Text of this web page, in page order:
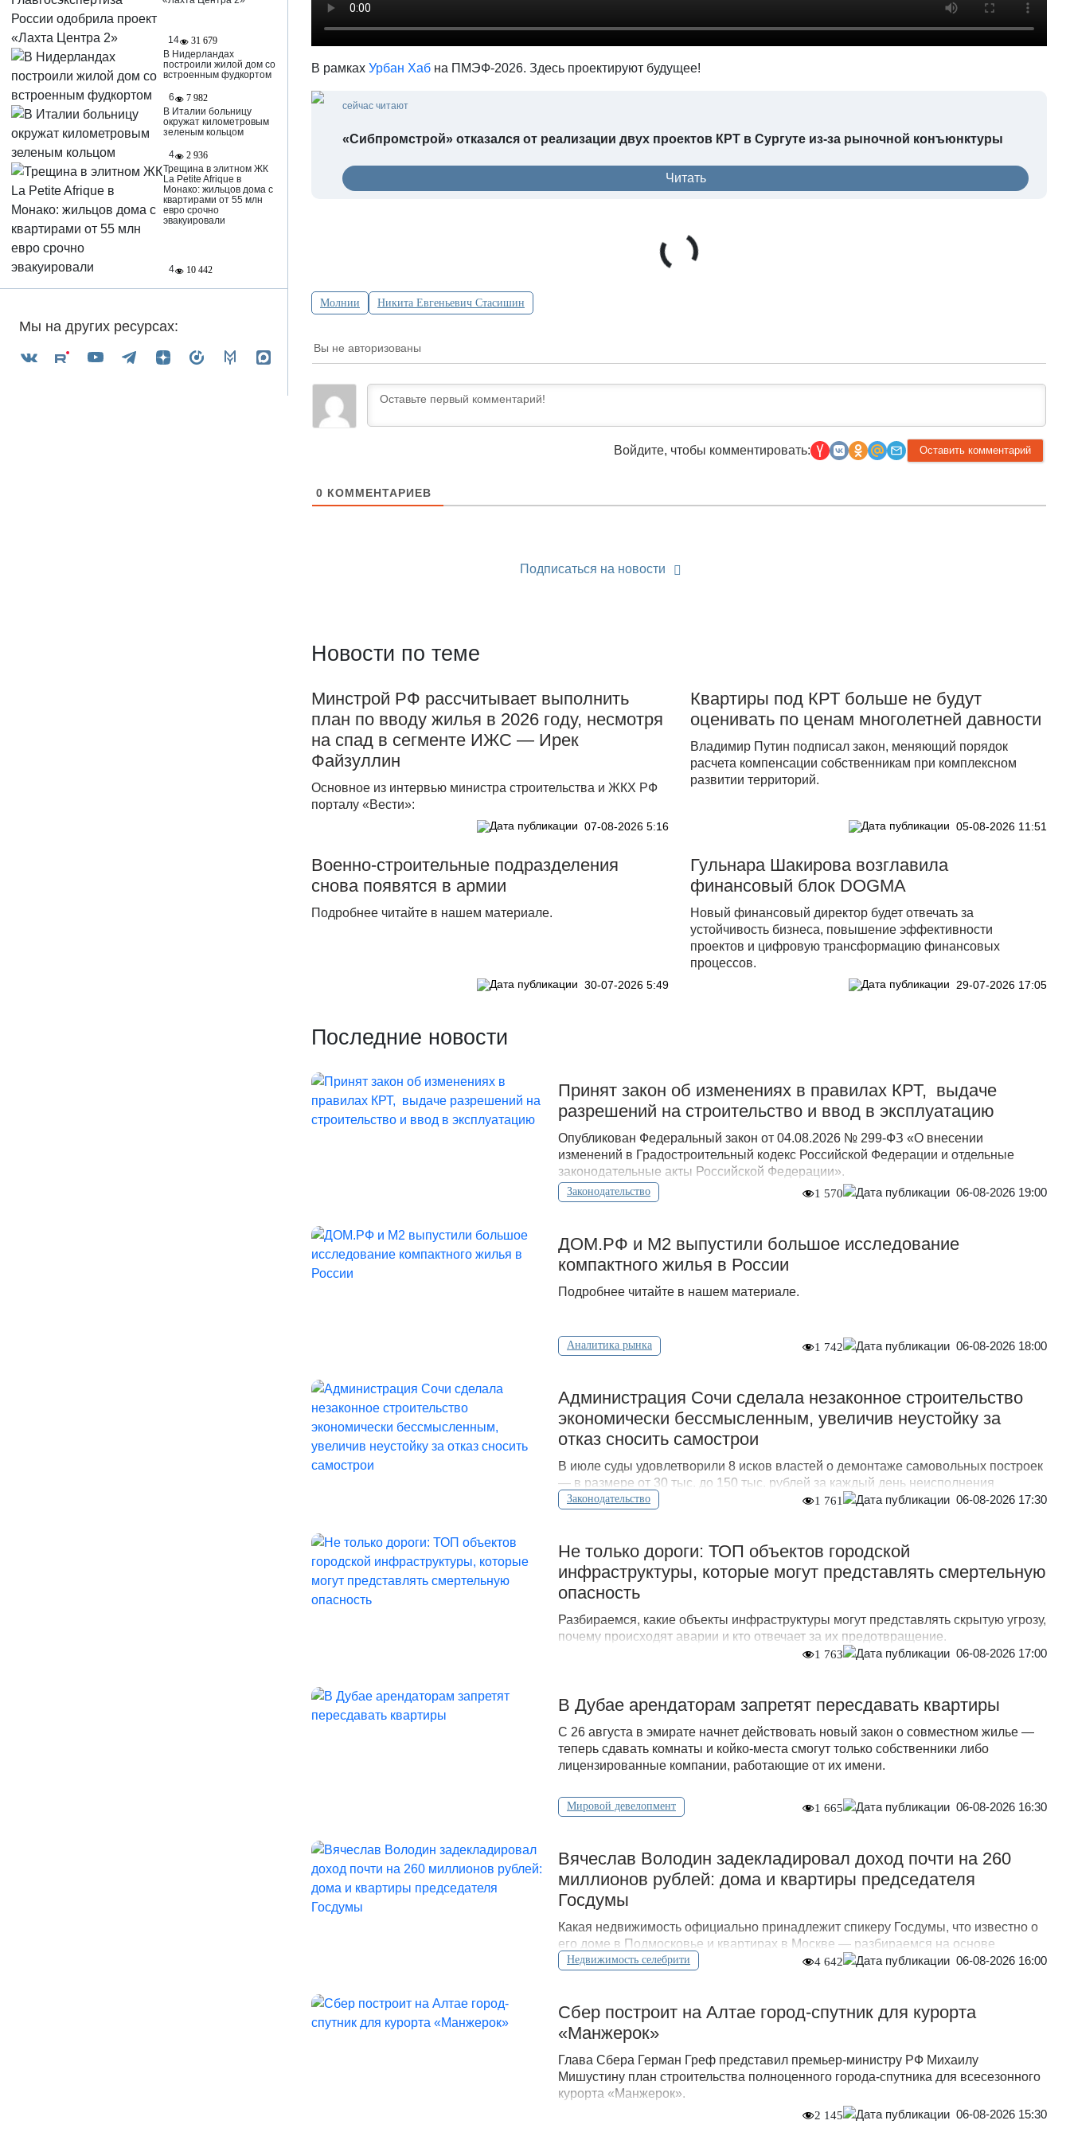
14
31 679
В Нидерландах
построили жилой дом со
встроенным фудкортом
6
7 982
В Италии больницу
окружат километровым
зеленым кольцом
4
2 936
Трещина в элитном ЖК
La Petite Afrique в
Монако: жильцов дома с
квартирами от 55 млн
евро срочно
эвакуировали
4 10 442
Мы на других ресурсах:
В рамках Урбан Хаб на ПМЭФ-2026. Здесь проектируют будущее!
сейчас читают
«Сибпромстрой» отказался от реализации двух проектов КРТ в Сургуте из-за рыночной конъюнктуры
Читать
Молнии Никита Евгеньевич Стасишин
Вы не авторизованы
Войдите, чтобы комментировать:
0 КОММЕНТАРИЕВ
Подписаться на новости
Новости по теме
Минстрой РФ рассчитывает выполнить
план по вводу жилья в 2026 году, несмотря
на спад в сегменте ИЖС — Ирек
Файзуллин
Основное из интервью министра строительства и ЖКХ РФ
порталу «Вести»:
07-08-2026 5:16
Квартиры под КРТ больше не будут
оценивать по ценам многолетней давности
Владимир Путин подписал закон, меняющий порядок
расчета компенсации собственникам при комплексном
развитии территорий.
05-08-2026 11:51
Военно-строительные подразделения
снова появятся в армии
Подробнее читайте в нашем материале.
30-07-2026 5:49
Гульнара Шакирова возглавила
финансовый блок DOGMA
Новый финансовый директор будет отвечать за
устойчивость бизнеса, повышение эффективности
проектов и цифровую трансформацию финансовых
процессов.
29-07-2026 17:05
Последние новости
Принят закон об изменениях в правилах КРТ, выдаче
разрешений на строительство и ввод в эксплуатацию
Опубликован Федеральный закон от 04.08.2026 № 299-ФЗ «О внесении
изменений в Градостроительный кодекс Российской Федерации и отдельные
законодательные акты Российской Федерации».
Законодательство 1 570 06-08-2026 19:00
ДOМ.PФ и М2 выпустили большое исследование
компактного жилья в России
Подробнее читайте в нашем материале.
Аналитика рынка 1 742 06-08-2026 18:00
Администрация Сочи сделала незаконное строительство
экономически бессмысленным, увеличив неустойку за
отказ сносить самострои
В июле суды удовлетворили 8 исков властей о демонтаже самовольных построек
— в размере от 30 тыс. до 150 тыс. рублей за каждый день неисполнения
судебного решения.
Законодательство 1 761 06-08-2026 17:30
Не только дороги: ТОП объектов городской
инфраструктуры, которые могут представлять смертельную
опасность
Разбираемся, какие объекты инфраструктуры могут представлять скрытую угрозу,
почему происходят аварии и кто отвечает за их предотвращение.
1 763 06-08-2026 17:00
В Дубае арендаторам запретят пересдавать квартиры
С 26 августа в эмирате начнет действовать новый закон о совместном жилье —
теперь сдавать комнаты и койко-места смогут только собственники либо
лицензированные компании, работающие от их имени.
Мировой девелопмент 1 665 06-08-2026 16:30
Вячеслав Володин задекладировал доход почти на 260
миллионов рублей: дома и квартиры председателя
Госдумы
Какая недвижимость официально принадлежит спикеру Госдумы, что известно о
его доме в Подмосковье и квартирах в Москве — разбираемся на основе
открытых данных.
Недвижимость селебрити 4 642 06-08-2026 16:00
Сбер построит на Алтае город-спутник для курорта
«Манжерок»
Глава Сбера Герман Греф представил премьер-министру РФ Михаилу
Мишустину план строительства полноценного города-спутника для всесезонного
курорта «Манжерок».
2 145 06-08-2026 15:30